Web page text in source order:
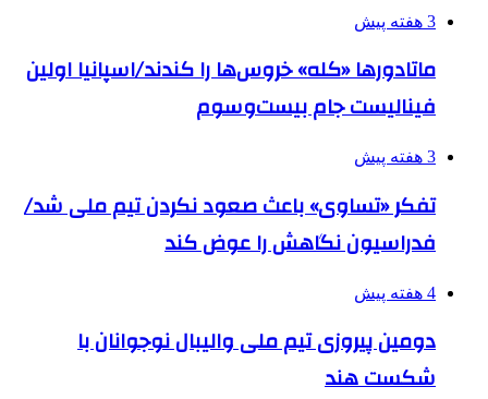
3 هفته پیش
ماتادورها «کله» خروس‌ها را کندند/اسپانیا اولین
فینالیست جام بیست‌وسوم
3 هفته پیش
تفکر «تساوی» باعث صعود نکردن تیم ملی شد/
فدراسیون نگاهش را عوض کند
4 هفته پیش
دومین پیروزی تیم ملی والیبال نوجوانان با
شکست هند